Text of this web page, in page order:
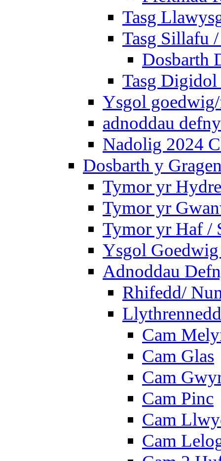
Tasg
Tasg Sillafu
Dosbarth
Tasg
Ysgol
adnoddau
Nadolig 2024
Dosbarth y
Tymor yr
Tymor yr
Tymor yr Haf /
Ysgol
Adnoddau
Rhifedd/
Cam
Cam Glas
Cam
Cam Pinc
Cam
Cam